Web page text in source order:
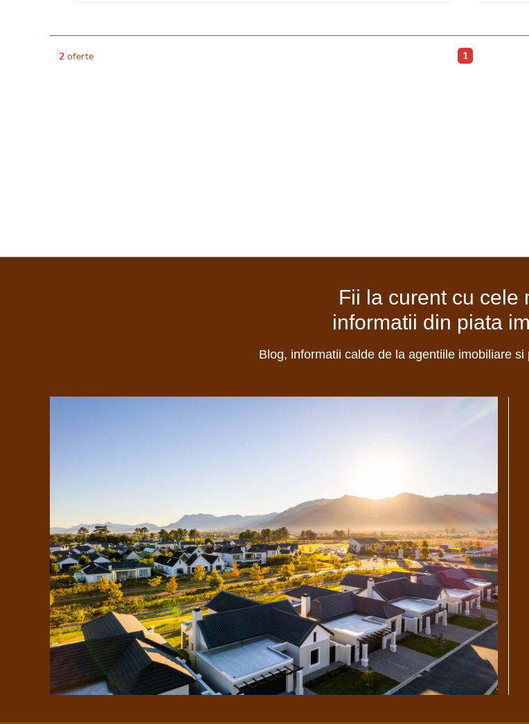
2 oferte 1
Fii la curent cu cele
informatii din piata
Blog, informatii calde de la agentiile imobiliare